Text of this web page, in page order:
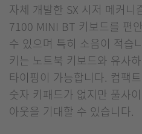
자체 개발한 SX 시저 메커니
7100 MINI BT 키보드를 편
수 있으며 특히 소음이 적습
키는 노트북 키보드와 유사
타이핑이 가능합니다. 컴팩
숫자 키패드가 없지만 풀사
아웃을 기대할 수 있습니다.